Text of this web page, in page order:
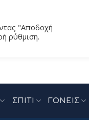
ΣΠΙΤΙ ΓΟΝΕΙΣ
"Αποδοχή
ρύθμιση.